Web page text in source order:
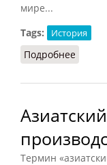
мире...
Tags:
История
Подробнее
Термин